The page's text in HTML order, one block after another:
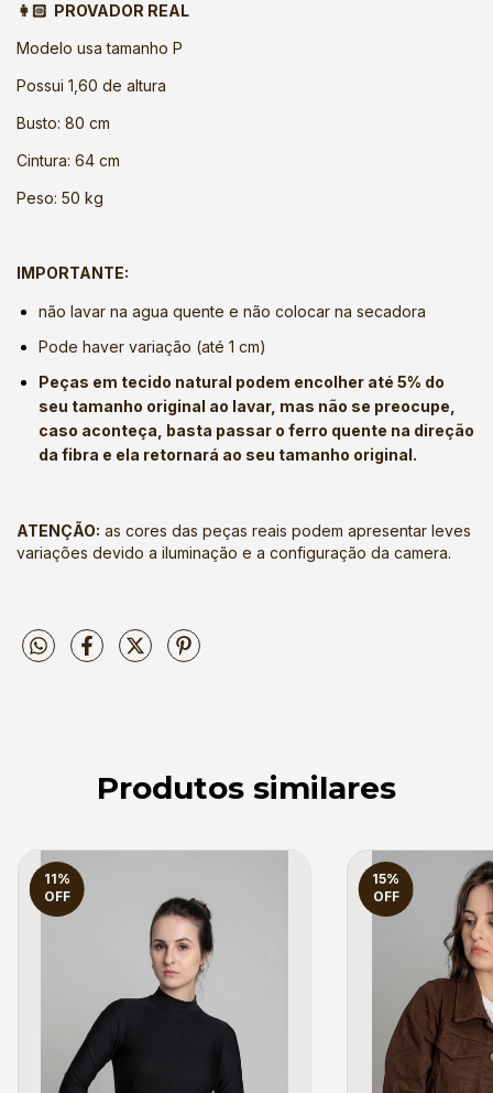
👩🏻 PROVADOR REAL
Modelo usa tamanho P
Possui 1,60 de altura
Busto: 80 cm
Cintura: 64 cm
Peso: 50 kg
IMPORTANTE:
não lavar na agua quente e não colocar na secadora
Pode haver variação (até 1 cm)
Peças em tecido natural podem encolher até 5% do
seu tamanho original ao lavar, mas não se preocupe,
caso aconteça, basta passar o ferro quente na direção
da fibra e ela retornará ao seu tamanho original.
ATENÇÃO: as cores das peças reais podem apresentar leves
variações devido a iluminação e a configuração da camera.
Produtos similares
11%
OFF
15%
OFF